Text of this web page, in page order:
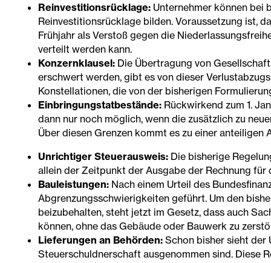
Reinvestitionsrücklage: Unternehmer können bei
Reinvestitionsrücklage bilden. Voraussetzung ist,
Frühjahr als Verstoß gegen die
verteilt werden kann.
Konzernklausel: Die Übertragung von
erschwert werden, gibt es von dieser
Konstellationen, die von der bisherigen
Einbringungstatbestände: Rückwirkend zum 1.
dann nur noch möglich, wenn die zusätzlich zu
Über diesen Grenzen kommt es zu einer anteiligen
Unrichtiger Steuerausweis: Die bisherige
allein der Zeitpunkt der Ausgabe der Rechnung
Bauleistungen: Nach einem Urteil des
Abgrenzungsschwierigkeiten geführt. Um den
beizubehalten, steht jetzt im Gesetz, dass auch
können, ohne das Gebäude oder Bauwerk zu
Lieferungen an Behörden: Schon bisher sieht der
Steuerschuldnerschaft ausgenommen sind. Diese